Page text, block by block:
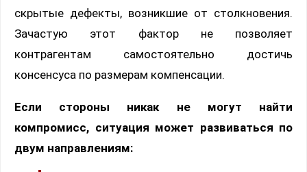
скрытые дефекты, возникшие от столкновения.
Зачастую этот фактор не позволяет
контрагентам самостоятельно достичь
консенсуса по размерам компенсации.
Если стороны никак не могут найти
компромисс, ситуация может развиваться по
двум направлениям: